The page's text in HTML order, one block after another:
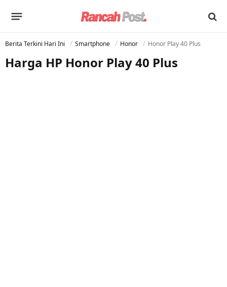
Berita Terkini Hari Ini Smartphone Honor Honor Play 40 Plus
Harga HP Honor Play 40 Plus